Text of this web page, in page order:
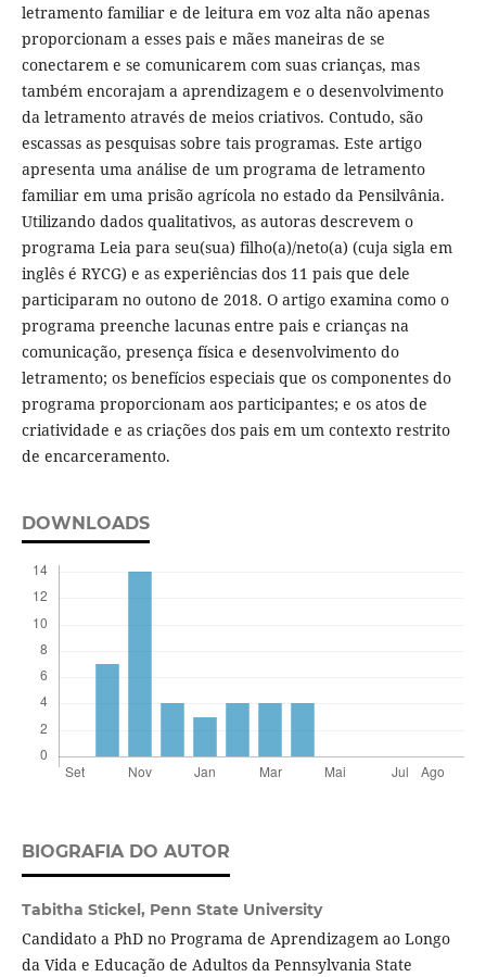
letramento familiar e de leitura em voz alta não apenas
proporcionam a esses pais e mães maneiras de se
conectarem e se comunicarem com suas crianças, mas
também encorajam a aprendizagem e o desenvolvimento
da letramento através de meios criativos. Contudo, são
escassas as pesquisas sobre tais programas. Este artigo
apresenta uma análise de um programa de letramento
familiar em uma prisão agrícola no estado da Pensilvânia.
Utilizando dados qualitativos, as autoras descrevem o
programa Leia para seu(sua) filho(a)/neto(a) (cuja sigla em
inglês é RYCG) e as experiências dos 11 pais que dele
participaram no outono de 2018. O artigo examina como o
programa preenche lacunas entre pais e crianças na
comunicação, presença física e desenvolvimento do
letramento; os benefícios especiais que os componentes do
programa proporcionam aos participantes; e os atos de
criatividade e as criações dos pais em um contexto restrito
de encarceramento.
DOWNLOADS
BIOGRAFIA DO AUTOR
Tabitha Stickel, Penn State University
Candidato a PhD no Programa de Aprendizagem ao Longo
da Vida e Educação de Adultos da Pennsylvania State